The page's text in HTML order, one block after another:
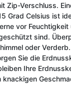
Zip-Verschluss.
Grad Celsius ist
vor
sind.
oder
Sie die
Ihre
knackigen